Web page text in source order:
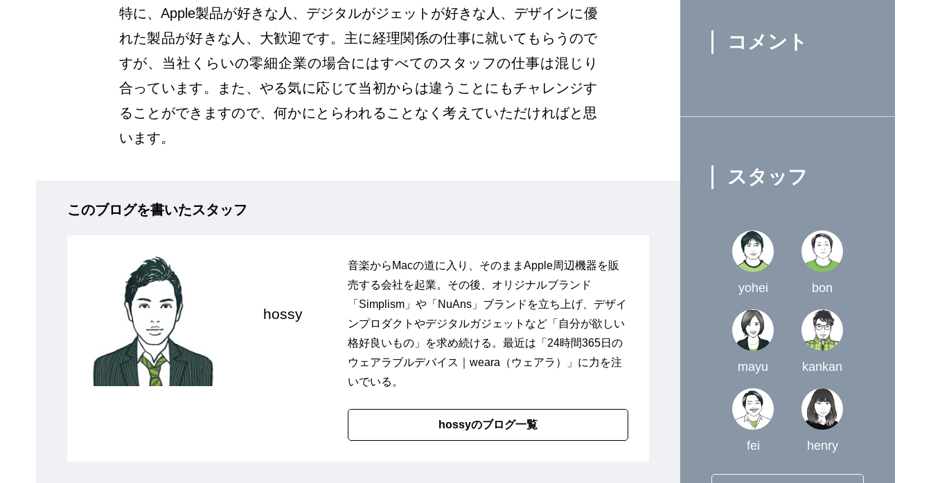
特に、Apple製品が好きな人、デジタルがジェットが好きな人、デザインに優
れた製品が好きな人、大歓迎です。主に経理関係の仕事に就いてもらうので
すが、当社くらいの零細企業の場合にはすべてのスタッフの仕事は混じり
合っています。また、やる気に応じて当初からは違うことにもチャレンジす
ることができますので、何かにとらわれることなく考えていただければと思
います。
このブログを書いたスタッフ
hossy
音楽からMacの道に入り、そのままApple周辺機器を販
売する会社を起業。その後、オリジナルブランド
「 Simplism 」や「 NuAns 」ブランドを立ち上げ、デザイ
ンプロダクトやデジタルガジェットなど「自分が欲しい
格好良いもの」を求め続ける。最近は「 24時間365日の
ウェアラブルデバイス｜weara（ウェアラ）
」に力を注
いでいる。
hossyのブログ一覧
コメント
スタッフ
yohei bon
mayu kankan
fei henry